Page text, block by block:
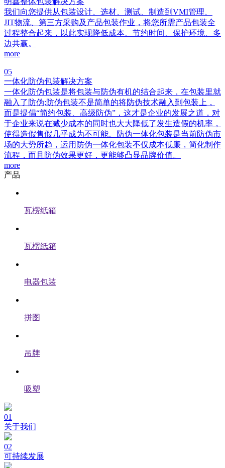
我们向您提供从包装设计、选材、测试、制造到VMI管理、
JIT物流、第三方采购及产品包装作业，将您所需产品包装全
过程整合起来，以此实现降低成本、节约时间、保护环境、多
边共赢。
more
05
一体化防伪包装解决方案
一体化防伪包装是将包装与防伪有机的结合起来，在包装里就
融入了防伪;防伪包装不是简单的将防伪技术融入到包装上，
而是提倡“简约包装、高级防伪”，这才是企业的发展之道，对
于企业来说在减少成本的同时也大大降低了发生造假的机率，
使得造假售假几乎成为不可能。防伪一体化包装是当前防伪市
场的大势所趋，运用防伪一体化包装不仅成本低廉，简化制作
流程，而且防伪效果更好，更能够凸显品牌价值。
more
产品
瓦楞纸箱
瓦楞纸箱
电器包装
拼图
吊牌
吸塑
01
关于我们
02
可持续发展